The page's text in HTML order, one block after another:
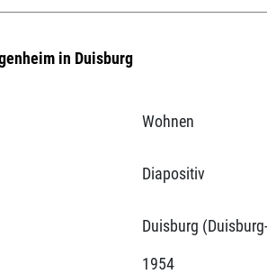
in Duisburg
Wohnen
Diapositiv
Duisburg
1954